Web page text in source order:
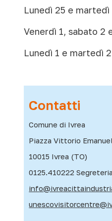
Lunedì 25 e
Venerdì 1, sabato 2
Lunedì 1 e martedì
Contatti
Comune di Ivrea
Piazza Vittorio
10015 Ivrea (TO)
0125.410222